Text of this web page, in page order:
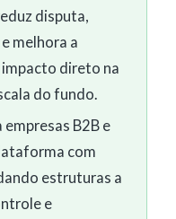
disputa,
melhora a
direto na
do fundo.
B2B e
com
estruturas a
e